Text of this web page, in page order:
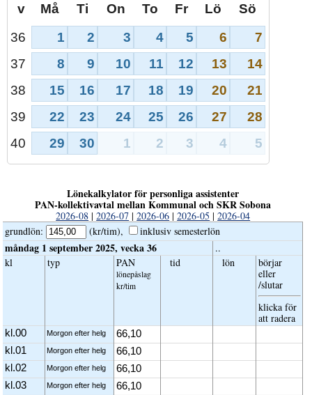
v Må Ti On To Fr Lö
Sö
36
1 2 3 4 5 6
7
37
8 9 10 11 12 13
14
38
15 16 17 18 19 20
21
39
22 23 24 25 26 27
28
40
29 30 1 2 3 4 5
Lönekalkylator för personliga assistenter
PAN-kollektivavtal mellan Kommunal och SKR Sobona
2026-08 |2026-07 |2026-06 |2026-05 |2026-04
grundlön: (kr/tim), inklusiv semester­lön
måndag 1 september 2025, vecka 36
..
kl
typ PAN
löne­påslag
kr/tim
tid lön
börjar
eller
/slutar
klicka för
att radera
kl.00 Morgon efter helg
66,10
kl.01
Morgon efter helg
66,10
kl.02
Morgon efter helg
66,10
kl.03
Morgon efter helg
66,10